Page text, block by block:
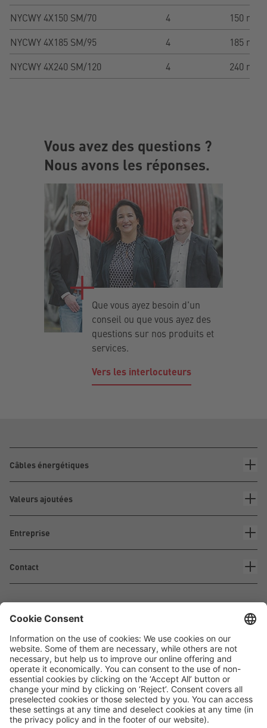
NYCWY 4X150 SM/70
4
150 mm²
NYCWY 4X185 SM/95
4
185 mm²
NYCWY 4X240 SM/120
4 240 mm²
Vous avez des questions ?
Nous avons les réponses.
Que vous ayez besoin d'un
conseil ou que vous ayez des
questions sur nos produits et
services.
Vers les interlocuteurs
Câbles énergétiques
Valeurs ajoutées
Entreprise
Contact
Waskönig+Walter
Kabel-Werk GmbH u. Co. KG
Ostermoorstraße 77
26683 Saterland
Téléphone +49 4498 88-0
Fax +49 4498 88-900